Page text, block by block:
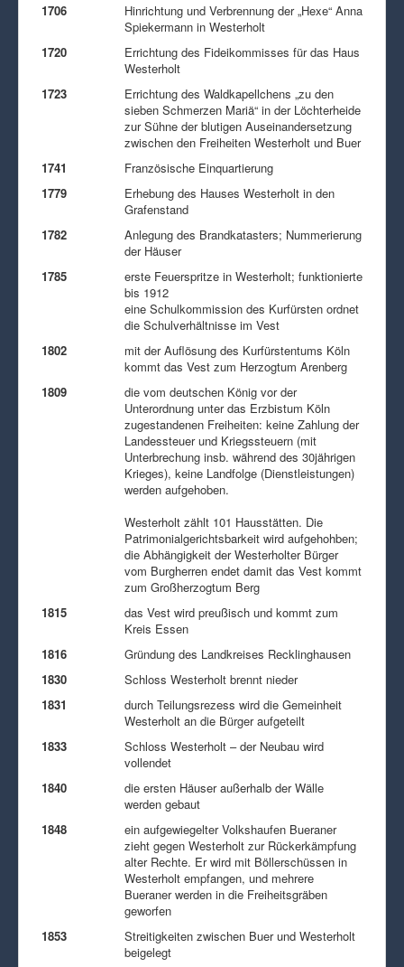
1706
Hinrichtung und Verbrennung der „Hexe“ Anna
Spiekermann in Westerholt
1720
Errichtung des Fideikommisses für das Haus
Westerholt
1723
Errichtung des Waldkapellchens „zu den
sieben Schmerzen Mariä“ in der Löchterheide
zur Sühne der blutigen Auseinandersetzung
zwischen den Freiheiten Westerholt und Buer
1741
Französische Einquartierung
1779
Erhebung des Hauses Westerholt in den
Grafenstand
1782
Anlegung des Brandkatasters; Nummerierung
der Häuser
1785
erste Feuerspritze in Westerholt; funktionierte
bis 1912
eine Schulkommission des Kurfürsten ordnet
die Schulverhältnisse im Vest
1802
mit der Auflösung des Kurfürstentums Köln
kommt das Vest zum Herzogtum Arenberg
1809
die vom deutschen König vor der
Unterordnung unter das Erzbistum Köln
zugestandenen Freiheiten: keine Zahlung der
Landessteuer und Kriegssteuern (mit
Unterbrechung insb. während des 30jährigen
Krieges), keine Landfolge (Dienstleistungen)
werden aufgehoben.
Westerholt zählt 101 Hausstätten. Die
Patrimonialgerichtsbarkeit wird aufgehohben;
die Abhängigkeit der Westerholter Bürger
vom Burgherren endet damit das Vest kommt
zum Großherzogtum Berg
1815
das Vest wird preußisch und kommt zum
Kreis Essen
1816
Gründung des Landkreises Recklinghausen
1830
Schloss Westerholt brennt nieder
1831
durch Teilungsrezess wird die Gemeinheit
Westerholt an die Bürger aufgeteilt
1833
Schloss Westerholt – der Neubau wird
vollendet
1840
die ersten Häuser außerhalb der Wälle
werden gebaut
1848
ein aufgewiegelter Volkshaufen Bueraner
zieht gegen Westerholt zur Rückerkämpfung
alter Rechte. Er wird mit Böllerschüssen in
Westerholt empfangen, und mehrere
Bueraner werden in die Freiheitsgräben
geworfen
1853
Streitigkeiten zwischen Buer und Westerholt
beigelegt